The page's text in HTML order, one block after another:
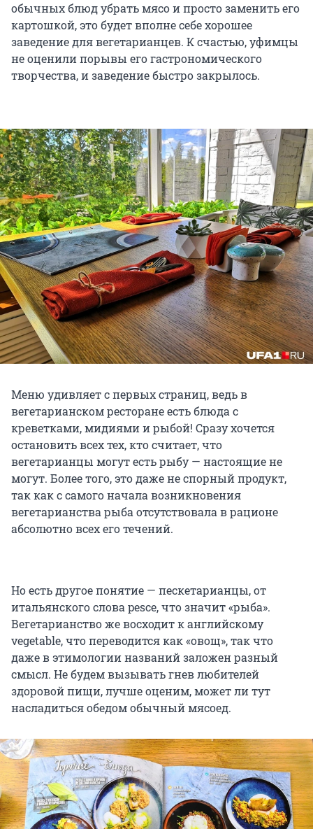
обычных блюд убрать мясо и просто заменить его
картошкой, это будет вполне себе хорошее
заведение для вегетарианцев. К счастью, уфимцы
не оценили порывы его гастрономического
творчества, и заведение быстро закрылось.
Меню удивляет с первых страниц, ведь в
вегетарианском ресторане есть блюда с
креветками, мидиями и рыбой! Сразу хочется
остановить всех тех, кто считает, что
вегетарианцы могут есть рыбу — настоящие не
могут. Более того, это даже не спорный продукт,
так как с самого начала возникновения
вегетарианства рыба отсутствовала в рационе
абсолютно всех его течений.
Но есть другое понятие — пескетарианцы, от
итальянского слова pesce, что значит «рыба».
Вегетарианство же восходит к английскому
vegetable, что переводится как «овощ», так что
даже в этимологии названий заложен разный
смысл. Не будем вызывать гнев любителей
здоровой пищи, лучше оценим, может ли тут
насладиться обедом обычный мясоед.